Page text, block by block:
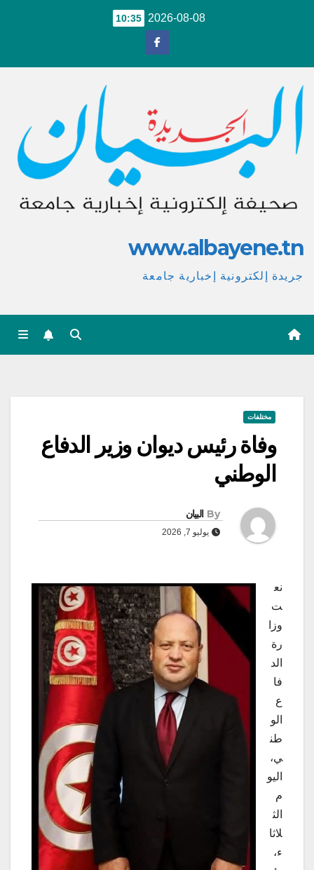
2026-08-08
10:35
www.albayene.tn
جريدة إلكترونية إخبارية جامعة
مختلفات
وفاة رئيس ديوان وزير الدفاع
الوطني
By البيان
يوليو 7, 2026
نع
ت
وزا
رة
الد
فا
ع
الو
طن
ي،
اليو
م
الث
لاثا
ء،